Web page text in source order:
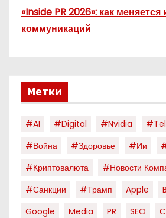
«Inside PR 2026»: как
коммуникаций
Метки
#AI #digital #nvidia
#война
#здоровье #ии
#криптовалюта
#новости
#санкции
#трамп Apple
Google
Media PR SEO